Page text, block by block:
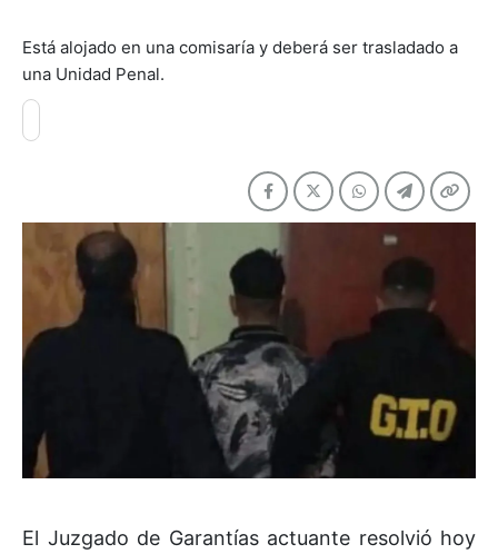
Está alojado en una comisaría y deberá ser trasladado a
una Unidad Penal.
El Juzgado de Garantías actuante resolvió hoy